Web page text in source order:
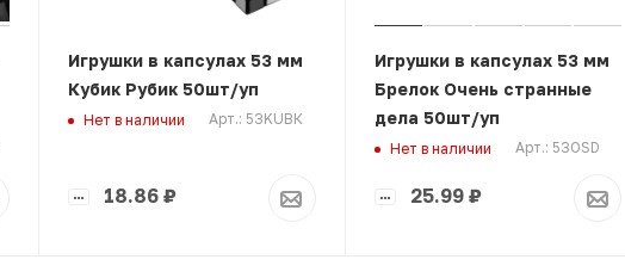
Игрушки в капсулах 53 мм
Кубик Рубик 50шт/уп
Нет в наличии Арт.: 53KUBК
18.86 ₽
Игрушки в капсулах 53 мм
Брелок Очень странные
дела 50шт/уп
Нет в наличии Арт.: 53OSD
25.99₽